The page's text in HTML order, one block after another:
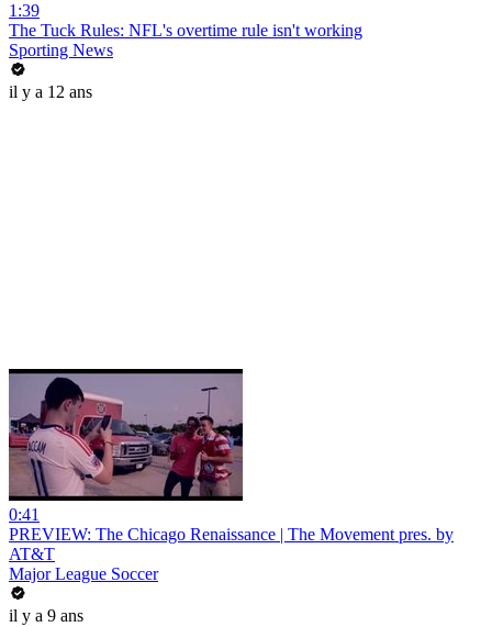
1:39
The Tuck Rules: NFL's overtime rule isn't working
Sporting News
il y a 12 ans
0:41
PREVIEW: The Chicago Renaissance | The Movement pres. by
AT&T
Major League Soccer
il y a 9 ans